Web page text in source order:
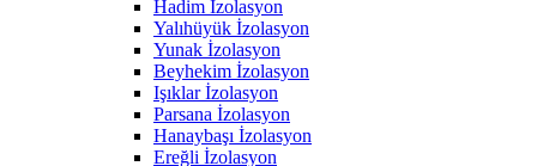
Hadim İzolasyon
Yalıhüyük İzolasyon
Yunak İzolasyon
Beyhekim İzolasyon
Işıklar İzolasyon
Parsana İzolasyon
Hanaybaşı İzolasyon
Ereğli İzolasyon